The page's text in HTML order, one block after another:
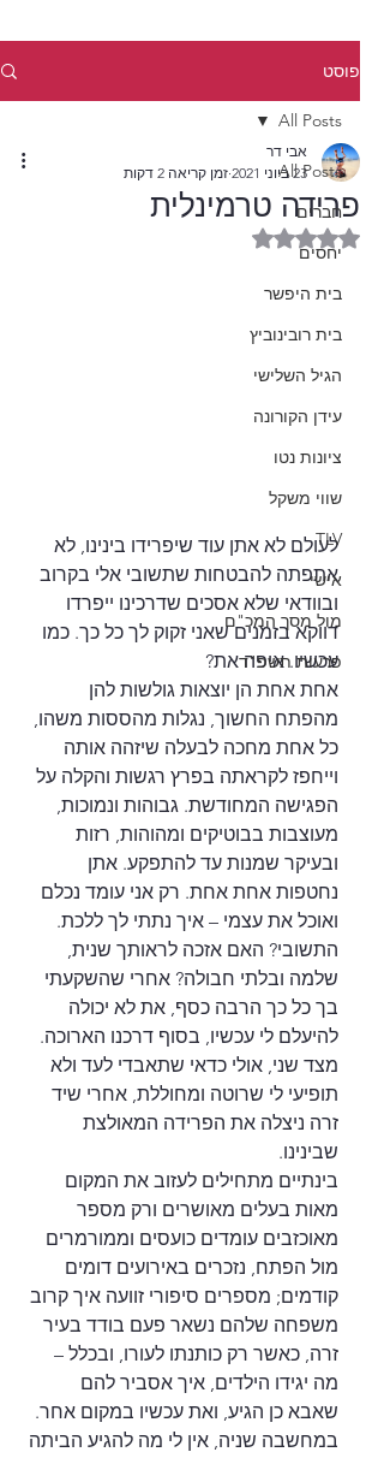
פוסט
All Posts
חברים
יחסים
בית היפשר
בית רובינוביץ
הגיל השלישי
עידן הקורונה
ציונות נטו
שווי משקל
TLV
אישי
מול מסך המכ"ם
פרעות תשפ"ד
All Posts
פרידה טרמינלית
אבי דר
23 ביוני 2021
זמן קריאה 2 דקות
דירוג של NaN מתוך 5 כוכבים
לעולם לא אתן עוד שיפרידו בינינו, לא
אתפתה להבטחות שתשובי אלי בקרוב
ובוודאי שלא אסכים שדרכינו ייפרדו
דווקא בזמנים שאני זקוק לך כל כך. כמו
עכשיו. איפה את?
אחת אחת הן יוצאות גולשות להן
מהפתח החשוך, נגלות מהססות משהו,
כל אחת מחכה לבעלה שיזהה אותה
וייחפז לקראתה בפרץ רגשות והקלה על
הפגישה המחודשת. גבוהות ונמוכות,
מעוצבות בבוטיקים ומהוהות, רזות
ובעיקר שמנות עד להתפקע. אתן
נחטפות אחת אחת. רק אני עומד נכלם
ואוכל את עצמי – איך נתתי לך ללכת.
התשובי? האם אזכה לראותך שנית,
שלמה ובלתי חבולה? אחרי שהשקעתי
בך כל כך הרבה כסף, את לא יכולה
להיעלם לי עכשיו, בסוף דרכנו הארוכה.
מצד שני, אולי כדאי שתאבדי לעד ולא
תופיעי לי שרוטה ומחוללת, אחרי שיד
זרה ניצלה את הפרידה המאולצת
שבינינו.
בינתיים מתחילים לעזוב את המקום
מאות בעלים מאושרים ורק מספר
מאוכזבים עומדים כועסים וממורמרים
מול הפתח, נזכרים באירועים דומים
קודמים; מספרים סיפורי זוועה איך קרוב
משפחה שלהם נשאר פעם בודד בעיר
זרה, כאשר רק כותנתו לעורו, ובכלל –
מה יגידו הילדים, איך אסביר להם
שאבא כן הגיע, ואת עכשיו במקום אחר.
במחשבה שניה, אין לי מה להגיע הביתה